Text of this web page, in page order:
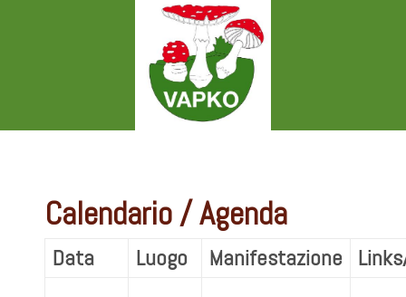
Calendario / Agenda
Data Luogo Manifestazione